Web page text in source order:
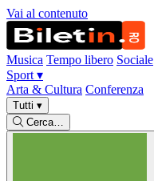
Vai al contenuto
Musica Tempo libero Sociale
Sport ▾
Arta & Cultura Conferenza
Tutti ▾
Cerca…